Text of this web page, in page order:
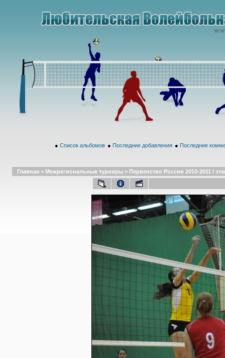
● Список альбомов ● Последние добавления ● Последние
Главная > Межрегиональные турниры > Первенство России 2010-2011 I